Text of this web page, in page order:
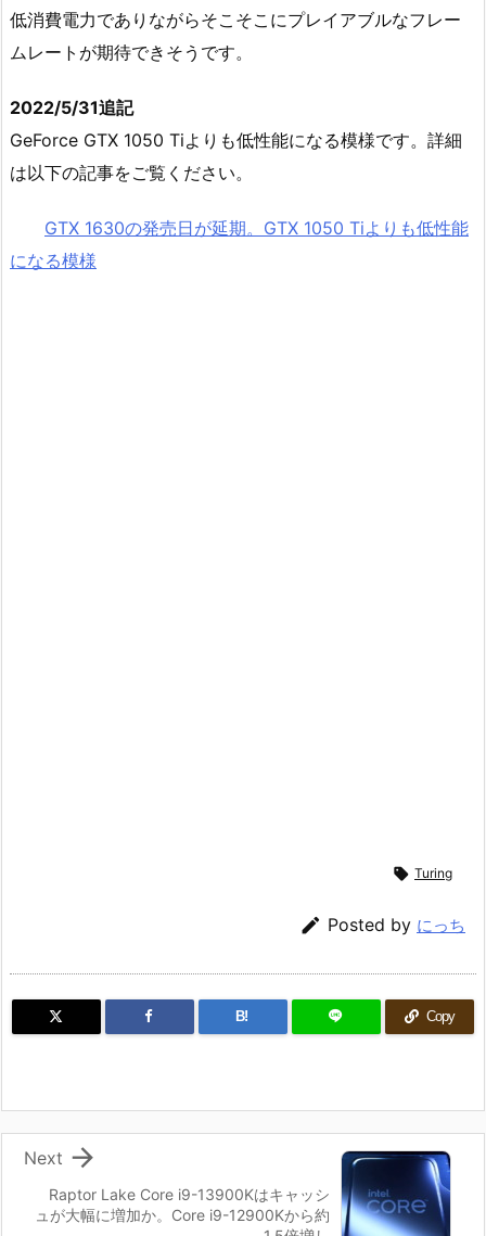
低消費電力でありながらそこそこにプレイアブルなフレー
ムレートが期待できそうです。
2022/5/31追記
GeForce GTX 1050 Tiよりも低性能になる模様です。詳細
は以下の記事をご覧ください。
GTX 1630の発売日が延期。GTX 1050 Tiよりも低性能
になる模様
 Turing
 Posted by にっち
B! Copy
Raptor Lake Core i9-13900Kはキャッシ
ュが大幅に増加か。Core i9-12900Kから約

Next